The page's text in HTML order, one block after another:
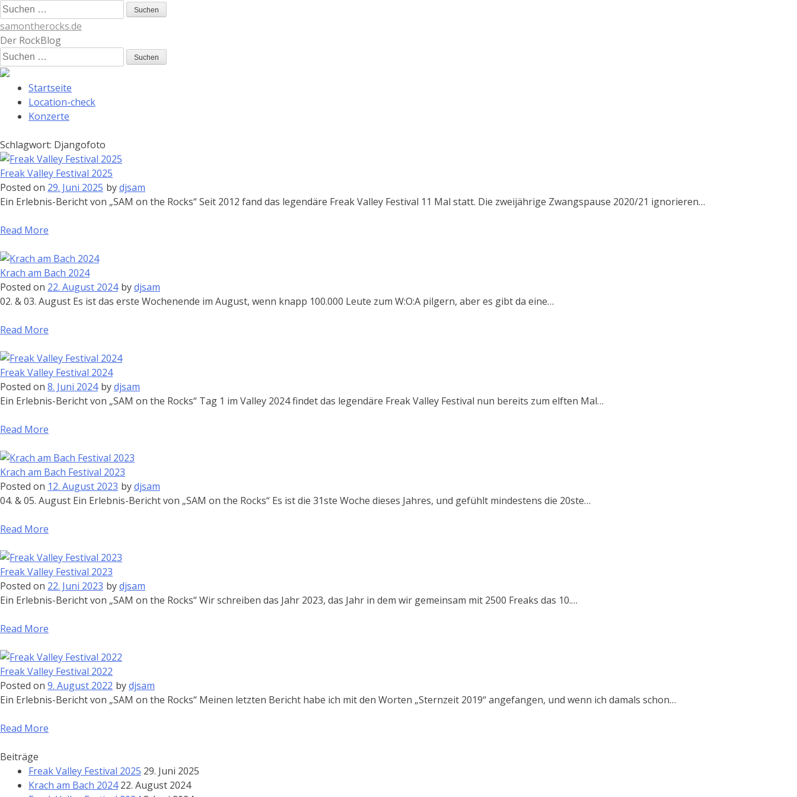
Skip
to
content
Suchen
nach:
samontherocks.de
Der RockBlog
Suchen
nach:
Startseite
Location-check
Konzerte
Schlagwort: Djangofoto
Freak Valley Festival 2025
Posted on 29. Juni 2025 bydjsam
Ein Erlebnis-Bericht von „SAM on the Rocks“ Seit 2012 fand das legendäre Freak Valley Festival 11 Mal statt. Die zweijährige Zwangspause 2020/21 ignorieren…
Read More
Krach am Bach 2024
Posted on 22. August 2024 bydjsam
02. & 03. August Es ist das erste Wochenende im August, wenn knapp 100.000 Leute zum W:O:A pilgern, aber es gibt da eine…
Read More
Freak Valley Festival 2024
Posted on 8. Juni 2024 bydjsam
Ein Erlebnis-Bericht von „SAM on the Rocks“ Tag 1 im Valley 2024 findet das legendäre Freak Valley Festival nun bereits zum elften Mal…
Read More
Krach am Bach Festival 2023
Posted on 12. August 2023 bydjsam
04. & 05. August Ein Erlebnis-Bericht von „SAM on the Rocks“ Es ist die 31ste Woche dieses Jahres, und gefühlt mindestens die 20ste…
Read More
Freak Valley Festival 2023
Posted on 22. Juni 2023 bydjsam
Ein Erlebnis-Bericht von „SAM on the Rocks“ Wir schreiben das Jahr 2023, das Jahr in dem wir gemeinsam mit 2500 Freaks das 10.…
Read More
Freak Valley Festival 2022
Posted on 9. August 2022 bydjsam
Ein Erlebnis-Bericht von „SAM on the Rocks“ Meinen letzten Bericht habe ich mit den Worten „Sternzeit 2019“ angefangen, und wenn ich damals schon…
Read More
Beiträge
Freak Valley Festival 2025 29. Juni 2025
Krach am Bach 2024 22. August 2024